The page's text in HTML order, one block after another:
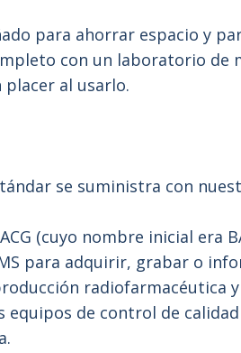
para ahorrar espacio y
con un laboratorio
placer al usarlo.
se suministra con
ACG (cuyo nombre inicial
para adquirir, grabar o
radiofarmacéutica
equipos de control de